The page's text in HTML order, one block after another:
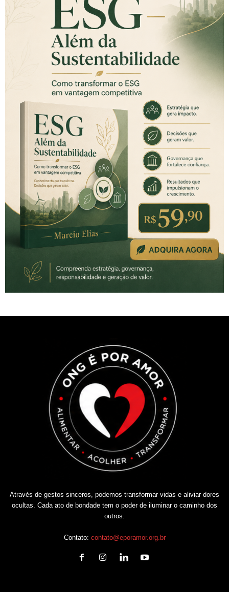
Através de gestos sinceros, podemos transformar vidas e aliviar dores
ocultas. Cada ato de bondade tem o poder de iluminar o caminho dos
outros.
Contato: contato@eporamor.org.br